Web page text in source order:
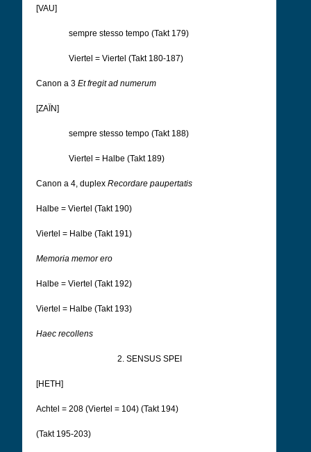
[VAU]
sempre stesso tempo (Takt 179)
Viertel = Viertel (Takt 180-187)
Canon a 3 Et fregit ad numerum
[ZAÏN]
sempre stesso tempo (Takt 188)
Viertel = Halbe (Takt 189)
Canon a 4, duplex Recordare paupertatis
Halbe = Viertel (Takt 190)
Viertel = Halbe (Takt 191)
Memoria memor ero
Halbe = Viertel (Takt 192)
Viertel = Halbe (Takt 193)
Haec recollens
2. SENSUS SPEI
[HETH]
Achtel = 208 (Viertel = 104) (Takt 194)
(Takt 195-203)